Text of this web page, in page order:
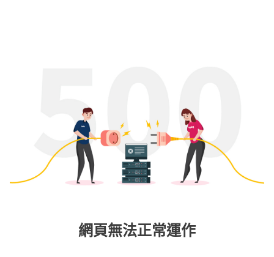
網頁無法正常運作